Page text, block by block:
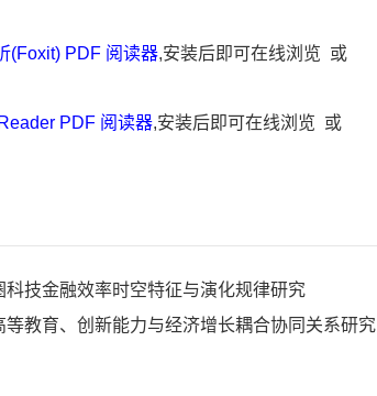
(Foxit) PDF 阅读器,安装后即可在线浏览 或
PDF 阅读器,安装后即可在线浏览 或
科技金融效率时空特征与演化规律研究
等教育、创新能力与经济增长耦合协同关系研究